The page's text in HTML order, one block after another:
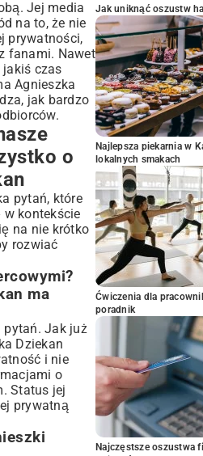
Jej media
na to, że nie
prywatności,
fanami. Nawet
jakiś czas
Agnieszka
jak bardzo
o
pytań, które
kontekście
na nie krótko
rozwiać
ma
pytań. Jak już
Dziekan
i nie
o
Status jej
prywatną
Jak uniknąć oszustw
Najlepsza piekarnia w
lokalnych smakach
Ćwiczenia dla
poradnik
Najczęstsze oszustwa